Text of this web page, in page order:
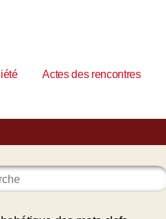
Actes des rencontres